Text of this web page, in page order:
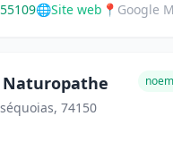
🌐Site web 📍 Google
74150